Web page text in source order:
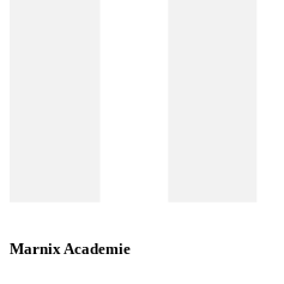
Marnix Academie